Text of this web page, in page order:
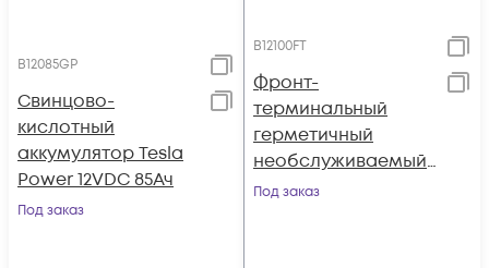
B12085GP
Свинцово-
кислотный
аккумулятор Tesla
Power 12VDC 85Ач
Под заказ
B12100FT
Фронт-
терминальный
герметичный
необслуживаемый
аккумулятор Tesla
Под заказ